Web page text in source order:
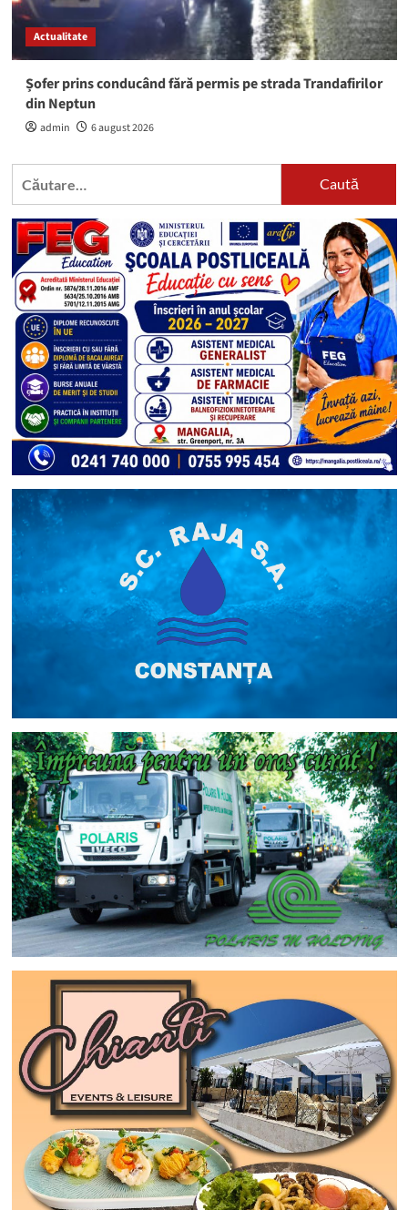
Actualitate
Șofer prins conducând fără permis pe strada Trandafirilor
din Neptun
admin 6 august 2026